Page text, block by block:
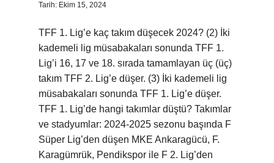
Tarih: Ekim 15, 2024
TFF 1. Lig’e kaç takım düşecek 2024? (2) İki
kademeli lig müsabakaları sonunda TFF 1.
Lig’i 16, 17 ve 18. sırada tamamlayan üç (üç)
takım TFF 2. Lig’e düşer. (3) İki kademeli lig
müsabakaları sonunda TFF 1. Lig’e düşer.
TFF 1. Lig’de hangi takımlar düştü? Takımlar
ve stadyumlar: 2024-2025 sezonu başında F
Süper Lig’den düşen MKE Ankaragücü, F.
Karagümrük, Pendikspor ile F 2. Lig’den